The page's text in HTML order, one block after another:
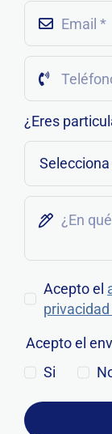
¿Eres
Acepto el
Acepto el
Si